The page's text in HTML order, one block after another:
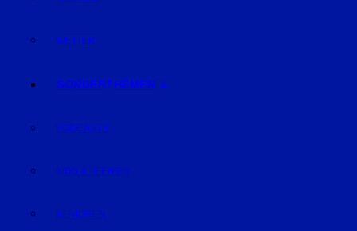
WETTER
SONDERTHEMEN
PODCASTS
KIDS & TEENIES
SENIOREN